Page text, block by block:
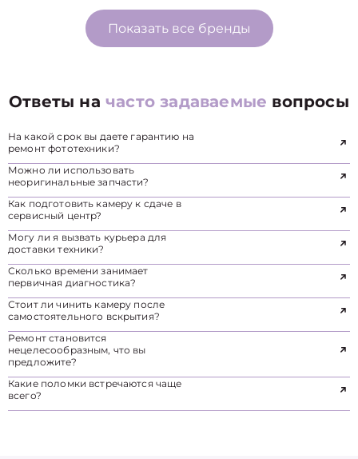
Показать все бренды
Ответы начасто задаваемые вопросы
На какой срок вы даете гарантию на
ремонт фототехники?
Можно ли использовать
неоригинальные запчасти?
Как подготовить камеру к сдаче в
сервисный центр?
Могу ли я вызвать курьера для
доставки техники?
Сколько времени занимает
первичная диагностика?
Стоит ли чинить камеру после
самостоятельного вскрытия?
Ремонт становится
нецелесообразным, что вы
предложите?
Какие поломки встречаются чаще
всего?